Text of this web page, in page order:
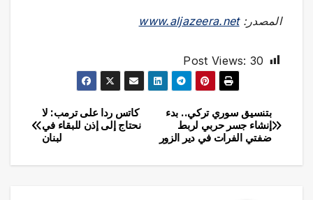
المصدر:www.aljazeera.net
Post Views: 30
تصفّح
المقالات
كاتس ردا على ترمب: لا
نحتاج إلى إذن للبقاء في
لبنان
بتنسيق سوري تركي.. بدء
إنشاء جسر حربي لربط
ضفتي الفرات في دير الزور